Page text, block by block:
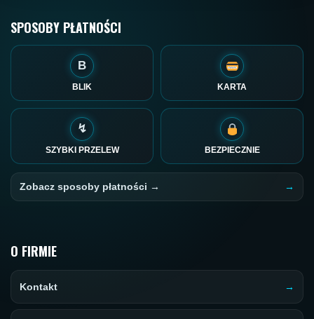
SPOSOBY PŁATNOŚCI
B
BLIK KARTA
↯
SZYBKI PRZELEW BEZPIECZNIE
Zobacz sposoby płatności →
O FIRMIE
Kontakt